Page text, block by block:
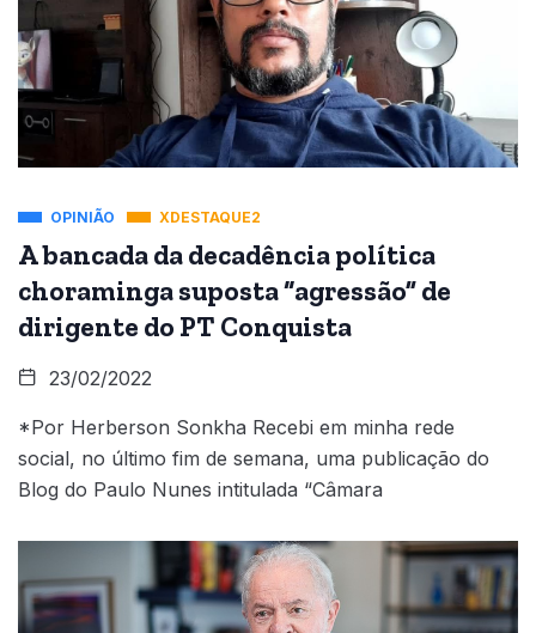
OPINIÃO XDESTAQUE2
A bancada da decadência política
choraminga suposta “agressão” de
dirigente do PT Conquista
23/02/2022
*Por Herberson Sonkha Recebi em minha rede
social, no último fim de semana, uma publicação do
Blog do Paulo Nunes intitulada “Câmara